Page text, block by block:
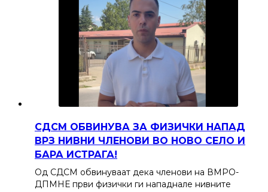
СДСМ ОБВИНУВА ЗА ФИЗИЧКИ НАПАД
ВРЗ НИВНИ ЧЛЕНОВИ ВО НОВО СЕЛО И
БАРА ИСТРАГА!
Од СДСМ обвинуваат дека членови на ВМРО-
ДПМНЕ први физички ги нападнале нивните